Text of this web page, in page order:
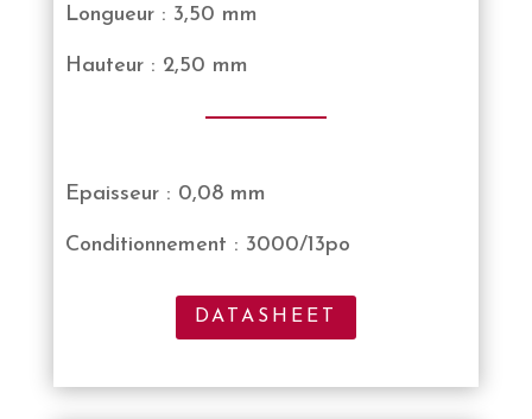
Longueur : 3,50 mm
Hauteur : 2,50 mm
Epaisseur : 0,08 mm
Conditionnement : 3000/13po
DATASHEET